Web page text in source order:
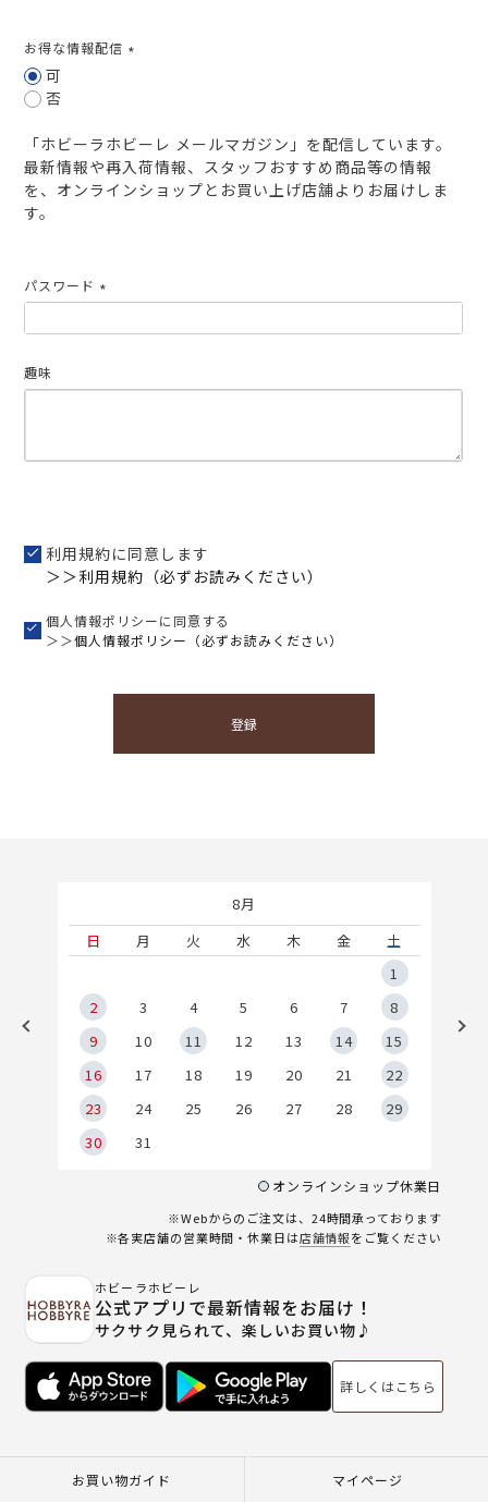
お得な情報配信
可
否
「ホビーラホビーレ メールマガジン」を配信しています。
最新情報や再入荷情報、スタッフおすすめ商品等の情報
を、オンラインショップとお買い上げ店舗よりお届けしま
す。
パスワード
須)
趣味
利用規約に同意します
＞＞利用規約（必ずお読みください）
個人情報ポリシーに同意する
＞＞個人情報ポリシー（必ずお読みください）
登録
8月
日
月 火 水 木 金
土
1
2
3 4 5 6 7
8
9
10 11 12 13 14
15
16
17 18 19 20 21
22
23
24 25 26 27 28
29
30
31
オンラインショップ休業日
※Webからのご注文は、24時間承っております
※各実店舗の営業時間・休業日は店舗情報をご覧ください
ホビーラホビーレ
公式アプリで最新情報をお届け！
サクサク見られて、楽しいお買い物♪
詳しくはこちら
お買い物ガイド マイページ